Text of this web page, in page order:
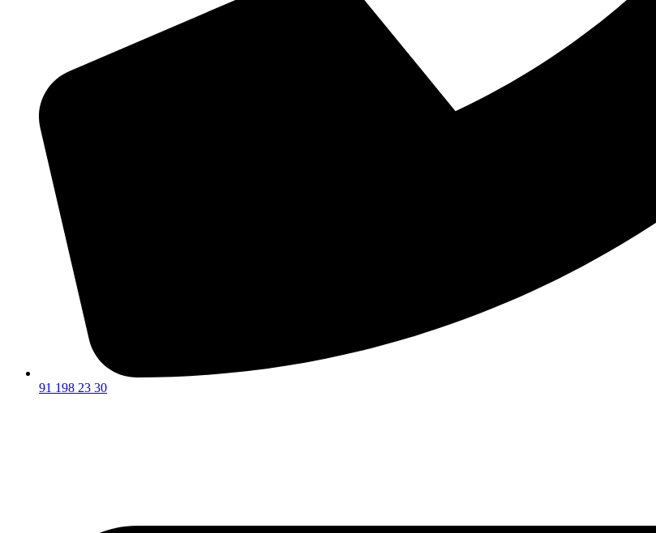
91 198 23 30